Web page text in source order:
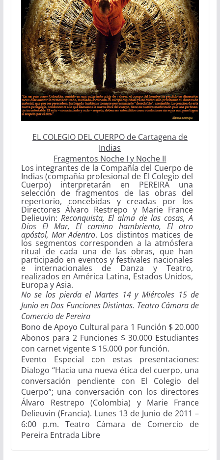
EL COLEGIO DEL CUERPO de Cartagena de
Indias
Fragmentos Noche I y Noche II
Los integrantes de la Compañía del Cuerpo de
Indias (compañía profesional de El Colegio del
Cuerpo) interpretarán en PEREIRA una
selección de fragmentos de las obras del
repertorio, concebidas y creadas por los
Directores Álvaro Restrepo y Marie France
Delieuvin: Reconquista, El alma de las cosas, A
Dios El Mar, El camino hambriento, El otro
apóstol, Mar Adentro. Los distintos matices de
los segmentos corresponden a la atmósfera
ritual de cada una de las obras, que han
participado en eventos y festivales nacionales
e internacionales de Danza y Teatro,
realizados en América Latina, Estados Unidos,
Europa y Asia.
No se los pierda el Martes 14 y Miércoles 15 de
Junio en Dos Funciones Distintas. Teatro Cámara de
Comercio de Pereira
Bono de Apoyo Cultural para 1 Función $ 20.000
Abonos para 2 Funciones $ 30.000 Estudiantes
con carnet vigente $ 15.000 por función.
Evento Especial con estas presentaciones:
Dialogo “Hacia una nueva ética del cuerpo, una
conversación pendiente con El Colegio del
Cuerpo”; una conversación con los directores
Álvaro Restrepo (Colombia) y Marie France
Delieuvin (Francia). Lunes 13 de Junio de 2011 –
6:00 p.m. Teatro Cámara de Comercio de
Pereira Entrada Libre